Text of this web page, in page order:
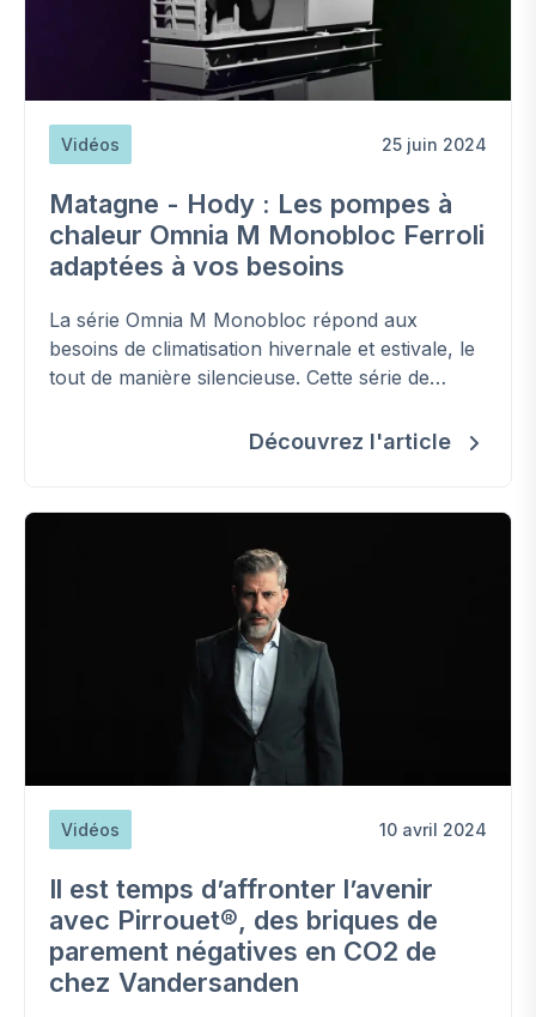
Vidéos 25 juin 2024
Matagne - Hody : Les pompes à
chaleur Omnia M Monobloc Ferroli
adaptées à vos besoins
La série Omnia M Monobloc répond aux
besoins de climatisation hivernale et estivale, le
tout de manière silencieuse. Cette série de
combinée avec des panneaux photovoltaïques
Découvrez l'article
Vidéos 10 avril 2024
Il est temps d’affronter l’avenir
avec Pirrouet®, des briques de
parement négatives en CO2 de
chez Vandersanden